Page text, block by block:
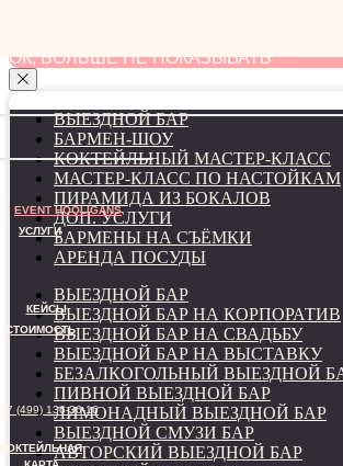
ОК, БОЛЬШЕ НЕ ПОКАЗЫВАТЬ
EVENT HOOLIGANS
УСЛУГИ
КЕЙСЫ
СТОИМОСТЬ
+7 (499) 136-36-16
КОКТЕЙЛЬНАЯ
ВЫЕЗДНОЙ БАР
БАРМЕН-ШОУ
КОКТЕЙЛЬНЫЙ МАСТЕР-КЛАСС
МАСТЕР-КЛАСС ПО НАСТОЙКАМ
ПИРАМИДА ИЗ БОКАЛОВ
ДОП. УСЛУГИ
БАРМЕНЫ НА СЪЁМКИ
АРЕНДА ПОСУДЫ
ВЫЕЗДНОЙ БАР
ВЫЕЗДНОЙ БАР НА КОРПОРАТИВ
ВЫЕЗДНОЙ БАР НА СВАДЬБУ
ВЫЕЗДНОЙ БАР НА ВЫСТАВКУ
БЕЗАЛКОГОЛЬНЫЙ ВЫЕЗДНОЙ
ПИВНОЙ ВЫЕЗДНОЙ БАР
ЛИМОНАДНЫЙ ВЫЕЗДНОЙ БАР
ВЫЕЗДНОЙ СМУЗИ БАР
АВТОРСКИЙ ВЫЕЗДНОЙ БАР